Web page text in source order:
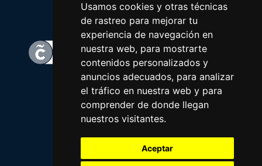
Usamos cookies y otras técnicas
de rastreo para mejorar tu
experiencia de navegación en
nuestra web, para mostrarte
contenidos personalizados y
anuncios adecuados, para analizar
el tráfico en nuestra web y para
comprender de donde llegan
nuestros visitantes.
Aceptar